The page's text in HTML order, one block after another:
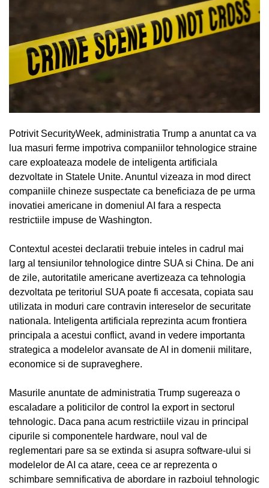
Potrivit SecurityWeek, administratia Trump a anuntat ca va
lua masuri ferme impotriva companiilor tehnologice straine
care exploateaza modele de inteligenta artificiala
dezvoltate in Statele Unite. Anuntul vizeaza in mod direct
companiile chineze suspectate ca beneficiaza de pe urma
inovatiei americane in domeniul AI fara a respecta
restrictiile impuse de Washington.
Contextul acestei declaratii trebuie inteles in cadrul mai
larg al tensiunilor tehnologice dintre SUA si China. De ani
de zile, autoritatile americane avertizeaza ca tehnologia
dezvoltata pe teritoriul SUA poate fi accesata, copiata sau
utilizata in moduri care contravin intereselor de securitate
nationala. Inteligenta artificiala reprezinta acum frontiera
principala a acestui conflict, avand in vedere importanta
strategica a modelelor avansate de AI in domenii militare,
economice si de supraveghere.
Masurile anuntate de administratia Trump sugereaza o
escaladare a politicilor de control la export in sectorul
tehnologic. Daca pana acum restrictiile vizau in principal
cipurile si componentele hardware, noul val de
reglementari pare sa se extinda si asupra software-ului si
modelelor de AI ca atare, ceea ce ar reprezenta o
schimbare semnificativa de abordare in razboiul tehnologic